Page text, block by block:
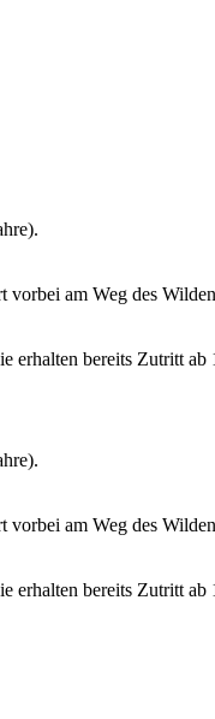
vorbei am Weg des
erhalten bereits Zutritt ab
vorbei am Weg des
erhalten bereits Zutritt ab